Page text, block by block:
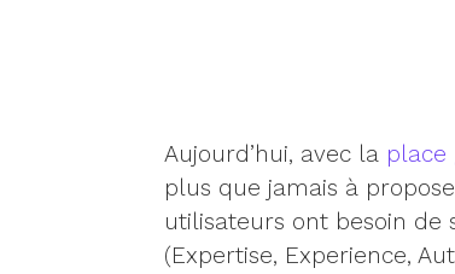
Aujourd’hui, avec la place
plus que jamais à
utilisateurs ont besoin de
(Expertise, Experience,